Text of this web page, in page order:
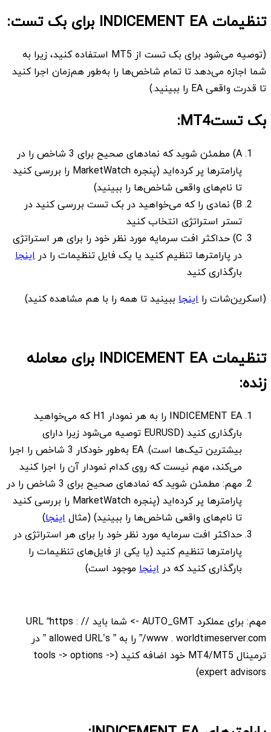
تنظیمات INDICEMENT EA برای بک تست:
(توصیه می‌شود برای بک تست از MT5 استفاده کنید، زیرا به
شما اجازه می‌دهد تا تمام شاخص‌ها را به‌طور هم‌زمان اجرا کنید
تا قدرت واقعی EA را ببینید.)
بک تستMT4:
A) مطمئن شوید که نمادهای صحیح برای 3 شاخص را در
پارامترها پر کرده‌اید (پنجره MarketWatch را بررسی کنید
تا نام‌های واقعی شاخص‌ها را ببینید)
B) نمادی را که می‌خواهید در بک تست بررسی کنید در
تستر استراتژی انتخاب کنید
C) حداکثر افت سرمایه مورد نظر خود را برای هر استراتژی
در پارامترها تنظیم کنید یا یک فایل تنظیمات را دراینجا
بارگذاری کنید
(اسکرین‌شات را اینجا ببینید تا همه را با هم مشاهده کنید)
تنظیمات INDICEMENT EA برای معامله
زنده:
INDICEMENT EA را به هر نمودار H1 که می‌خواهید
بارگذاری کنید (EURUSD توصیه می‌شود زیرا دارای
بیشترین تیک‌ها است). EA به‌طور خودکار 3 شاخص را اجرا
می‌کند، مهم نیست که روی کدام نمودار آن را اجرا کنید
مهم: مطمئن شوید که نمادهای صحیح برای 3 شاخص را در
پارامترها پر کرده‌اید (پنجره MarketWatch را بررسی کنید
تا نام‌های واقعی شاخص‌ها را ببینید) (مثالاینجا)
حداکثر افت سرمایه مورد نظر خود را برای هر استراتژی در
پارامترها تنظیم کنید (یا یکی از فایل‌های تنظیمات را
بارگذاری کنید که دراینجا موجود است)
مهم: برای عملکرد AUTO_GMT -> شما باید URL “https : //
www . worldtimeserver.com/” را به ” allowed URL’s ” در
ترمینال MT4/MT5 خود اضافه کنید (tools -> options ->
expert advisors)